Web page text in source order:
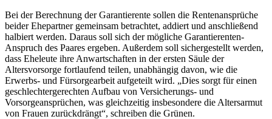
Bei der Berechnung der Garantierente sollen die Rentenansprüche
beider Ehepartner gemeinsam betrachtet, addiert und anschließend
halbiert werden. Daraus soll sich der mögliche Garantierenten-
Anspruch des Paares ergeben. Außerdem soll sichergestellt werden,
dass Eheleute ihre Anwartschaften in der ersten Säule der
Altersvorsorge fortlaufend teilen, unabhängig davon, wie die
Erwerbs- und Fürsorgearbeit aufgeteilt wird. „Dies sorgt für einen
geschlechtergerechten Aufbau von Versicherungs- und
Vorsorgeansprüchen, was gleichzeitig insbesondere die Altersarmut
von Frauen zurückdrängt“, schreiben die Grünen.